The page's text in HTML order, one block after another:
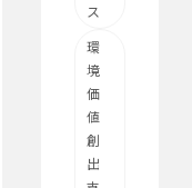
ス
環
境
価
値
創
出